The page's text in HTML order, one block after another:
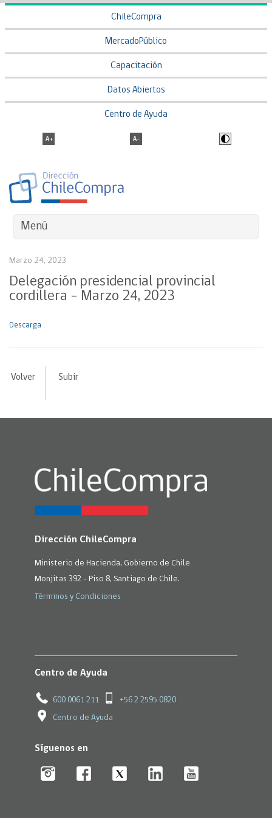
ChileCompra
MercadoPúblico
Capacitación
Datos Abiertos
Centro de Ayuda
Menú
Marzo 24, 2023
Delegación presidencial provincial
cordillera – Marzo 24, 2023
Descarga
Volver Subir
Dirección ChileCompra
Ministerio de Hacienda, Gobierno de Chile
Monjitas 392 - Piso 8, Santiago de Chile.
Términos y Condiciones
Centro de Ayuda
600 0061 211 +56 2 2595 0820
Centro de Ayuda
Síguenos en